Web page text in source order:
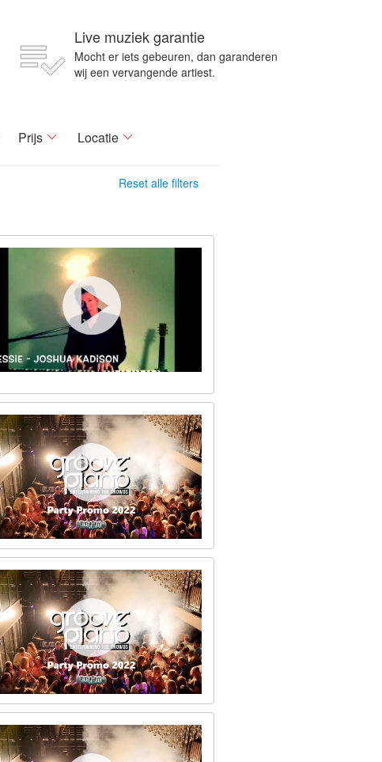
Live muziek garantie
Mocht er iets gebeuren, dan garanderen
wij een vervangende artiest.
Prijs Locatie
Reset alle filters